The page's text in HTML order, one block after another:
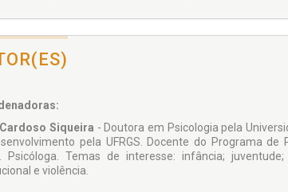
Siqueira - Doutora em Psicologia pela
pela UFRGS. Docente do Programa
Psicóloga. Temas de interesse: infância;
e violência.